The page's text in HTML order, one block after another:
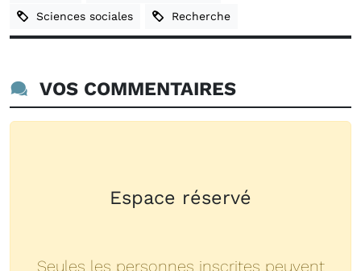
Sciences sociales Recherche
VOS COMMENTAIRES
Espace réservé
Seules les personnes inscrites peuvent